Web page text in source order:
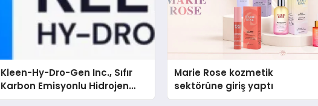
Kleen-Hy-Dro-Gen Inc., Sıfır
Karbon Emisyonlu Hidrojen
Isıtma Teknolojisinde ISO ve
Marie Rose kozmetik
sektörüne giriş yaptı